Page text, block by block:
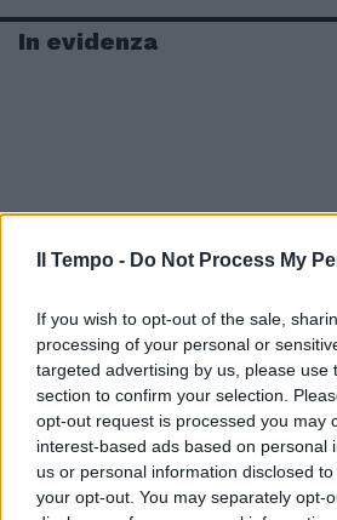
Il Tempo - Do Not Process My
If you wish to opt-out of the sale,
processing of your personal or
targeted advertising by us, please use
section to confirm your selection.
opt-out request is processed you may
interest-based ads based on personal
us or personal information disclosed
your opt-out. You may separately opt-
In evidenza